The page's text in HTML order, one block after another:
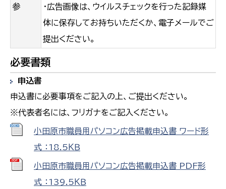
参
・広告画像は、ウイルスチェックを行った記録媒
体に保存してお持ちいただくか、電子メールでご
提出ください。
必要書類
申込書
申込書に必要事項をご記入の上、ご提出ください。
※代表者名には、フリガナをご記入ください。
小田原市職員用パソコン広告掲載申込書 ワード形
式 ：18.5ＫＢ
小田原市職員用パソコン広告掲載申込書 PDF形
式 ：139.5ＫＢ